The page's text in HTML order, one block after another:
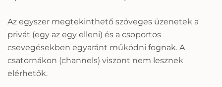
Az egyszer megtekinthető szöveges üzenetek a
privát (egy az egy elleni) és a csoportos
csevegésekben egyaránt működni fognak. A
csatornákon (channels) viszont nem lesznek
elérhetők.